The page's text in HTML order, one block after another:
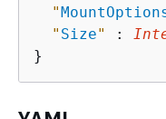
"
" Size" :